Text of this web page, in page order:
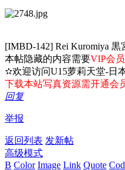
[IMBD-142] Rei Kuromiya
本帖隐藏的内容需要VIP会员
✫欢迎访问U15萝莉天堂-日
下载本站写真资源需开通会
回复
举报
返回列表 发新帖
高级模式
B Color Image Link Quote